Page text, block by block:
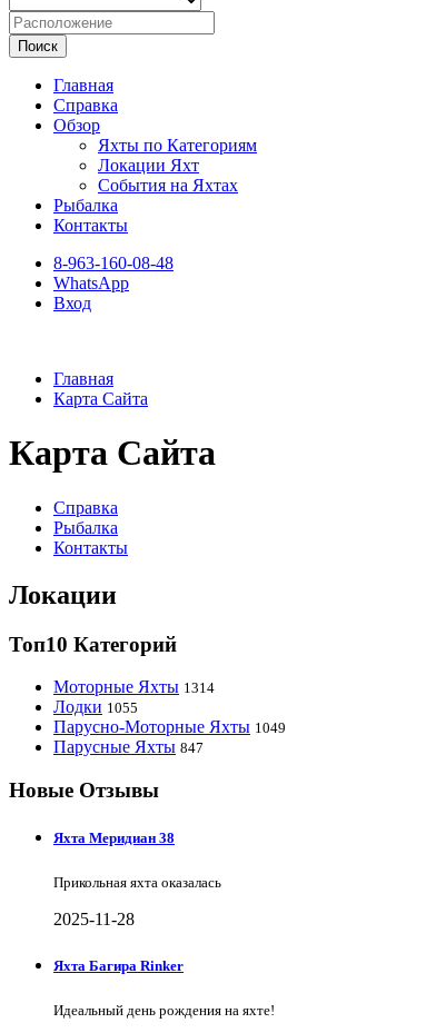
Поиск
Главная
Справка
Обзор
Яхты по Категориям
Локации Яхт
События на Яхтах
Рыбалка
Контакты
8-963-160-08-48
WhatsApp
Вход
Главная
Карта Сайта
Карта Сайта
Справка
Рыбалка
Контакты
Локации
Топ10 Категорий
Моторные Яхты 1314
Лодки 1055
Парусно-Моторные Яхты 1049
Парусные Яхты 847
Новые Отзывы
Яхта Меридиан 38
Прикольная яхта оказалась
2025-11-28
Яхта Багира Rinker
Идеальный день рождения на яхте!